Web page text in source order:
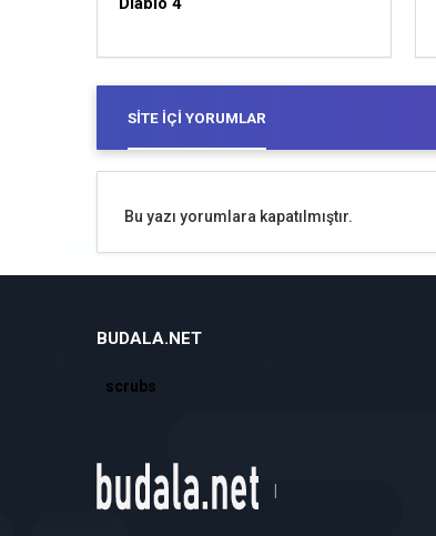
SITE İÇI YORUMLAR
Bu yazı yorumlara kapatılmıştır.
BUDALA.NET
scrubs
|